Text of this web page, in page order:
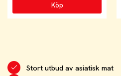
Köp
Stort utbud av asiatisk mat